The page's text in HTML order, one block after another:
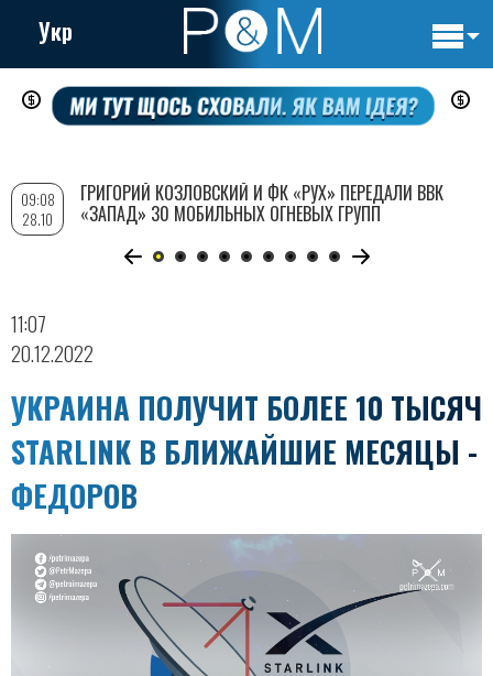
Перейти
содержанию
Укр
11:07
20.12.2022
УКРАИНА ПОЛУЧИТ БОЛЕЕ 10 ТЫСЯЧ
STARLINK В БЛИЖАЙШИЕ МЕСЯЦЫ -
ФЕДОРОВ
09:08
28.10
ГРИГОРИЙ КОЗЛОВСКИЙ И ФК «РУХ» ПЕРЕДАЛИ ВВК
«ЗАПАД» 30 МОБИЛЬНЫХ ОГНЕВЫХ ГРУПП